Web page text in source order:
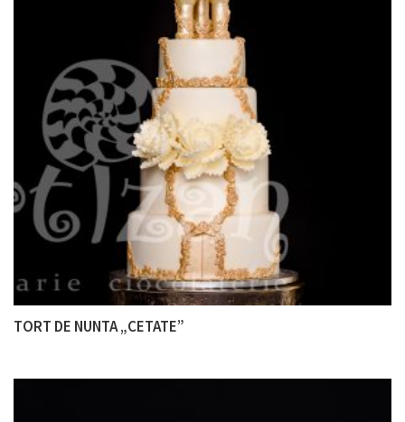
TORT DE NUNTA „CETATE”